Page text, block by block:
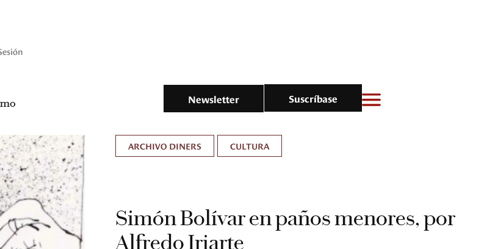
Newsletter Suscríbase
ARCHIVO DINERS CULTURA
Simón Bolívar en paños menores, por
Alfredo Iriarte